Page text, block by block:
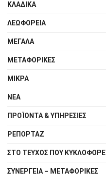
ΚΛΑΔΙΚΑ
ΛΕΩΦΟΡΕΙΑ
ΜΕΓΑΛΑ
ΜΕΤΑΦΟΡΙΚΕΣ
ΜΙΚΡΑ
ΝΕΑ
ΠΡΟΪΟΝΤΑ & ΥΠΗΡΕΣΙΕΣ
ΡΕΠΟΡΤΑΖ
ΣΤΟ ΤΕΥΧΟΣ ΠΟΥ ΚΥΚΛΟΦΟΡΕΙ
ΣΥΝΕΡΓΕΙΑ – MEΤΑΦΟΡΙΚΕΣ